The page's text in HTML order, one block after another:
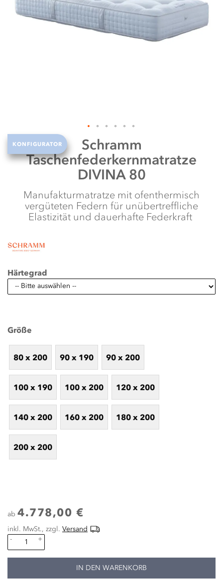
Anfang
der
KONFIGURATOR
Schramm
Taschenfederkernmatratze
DIVINA 80
Manufakturmatratze mit ofenthermisch
vergüteten Federn für unübertreffliche
Elastizität und dauerhafte Federkraft
Härtegrad
Größe
80 x 200 90 x 190 90 x 200
100 x 190 100 x 200 120 x 200
140 x 200 160 x 200 180 x 200
200 x 200
ab 4.778,00 €
inkl. MwSt., zzgl. Versand
-
+
IN DEN WARENKORB